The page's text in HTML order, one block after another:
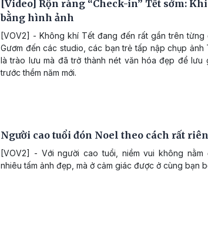
[Video] Rộn ràng “Check-in” Tết sớm:
bằng hình ảnh
[VOV2] - Không khí Tết đang đến rất gần trên từng
Gươm đến các studio, các bạn trẻ tấp nập chụp ảnh
là trào lưu mà đã trở thành nét văn hóa đẹp để lưu
trước thềm năm mới.
Người cao tuổi đón Noel theo cách rất
[VOV2] - Với người cao tuổi, niềm vui không
nhiêu tấm ảnh đẹp, mà ở cảm giác được ở cùng bạn